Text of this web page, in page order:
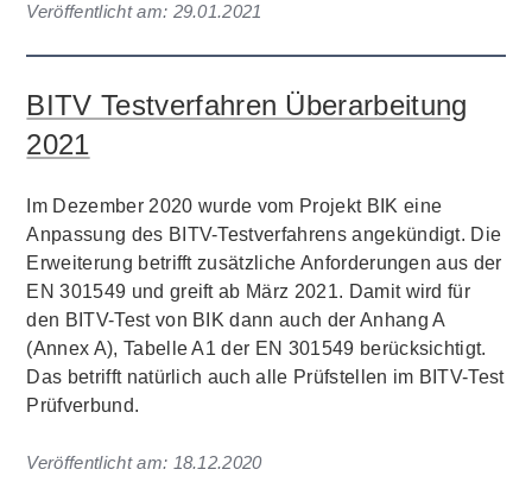
Veröffentlicht am: 29.01.2021
BITV Testverfahren Überarbeitung
2021
Im Dezember 2020 wurde vom Projekt BIK eine
Anpassung des BITV-Testverfahrens angekündigt. Die
Erweiterung betrifft zusätzliche Anforderungen aus der
EN 301549 und greift ab März 2021. Damit wird für
den BITV-Test von BIK dann auch der Anhang A
(Annex A), Tabelle A1 der EN 301549 berücksichtigt.
Das betrifft natürlich auch alle Prüfstellen im BITV-Test
Prüfverbund.
Veröffentlicht am: 18.12.2020